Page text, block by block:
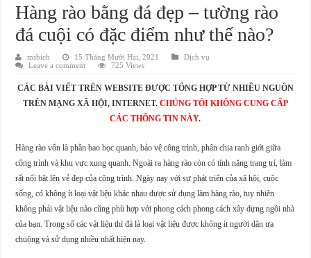
Hàng rào bằng đá đẹp – tường rào
đá cuội có đặc điểm như thế nào?
msbich 15 Tháng Mười Hai, 2021
Dịch vụ
Leave a comment
725 Views
CÁC BÀI VIẾT TRÊN WEBSITE ĐƯỢC TỔNG HỢP TỪ NHIỀU NGUỒN
TRÊN MẠNG XÃ HỘI, INTERNET. CHÚNG TÔI KHÔNG CUNG CẤP
CÁC THÔNG TIN NÀY.
Hàng rào vốn là phần bao bọc quanh, bảo vệ công trình, phân chia ranh giới giữa
công trình và khu vực xung quanh. Ngoài ra hàng rào còn có tính năng trang trí, làm
rất nổi bật lên vẻ đẹp của công trình. Ngày nay với sự phát triển của xã hội, cuộc
sống, có không ít loại vật liệu khác nhau được sử dụng làm hàng rào, tuy nhiên
không phải vật liệu nào cũng phù hợp với phong cách phong cách xây dựng ngôi nhà
của bạn. Trong số các vật liệu thì đá là loại vật liệu được không ít người dân ưa
chuộng và sử dụng nhiều nhất hiện nay.